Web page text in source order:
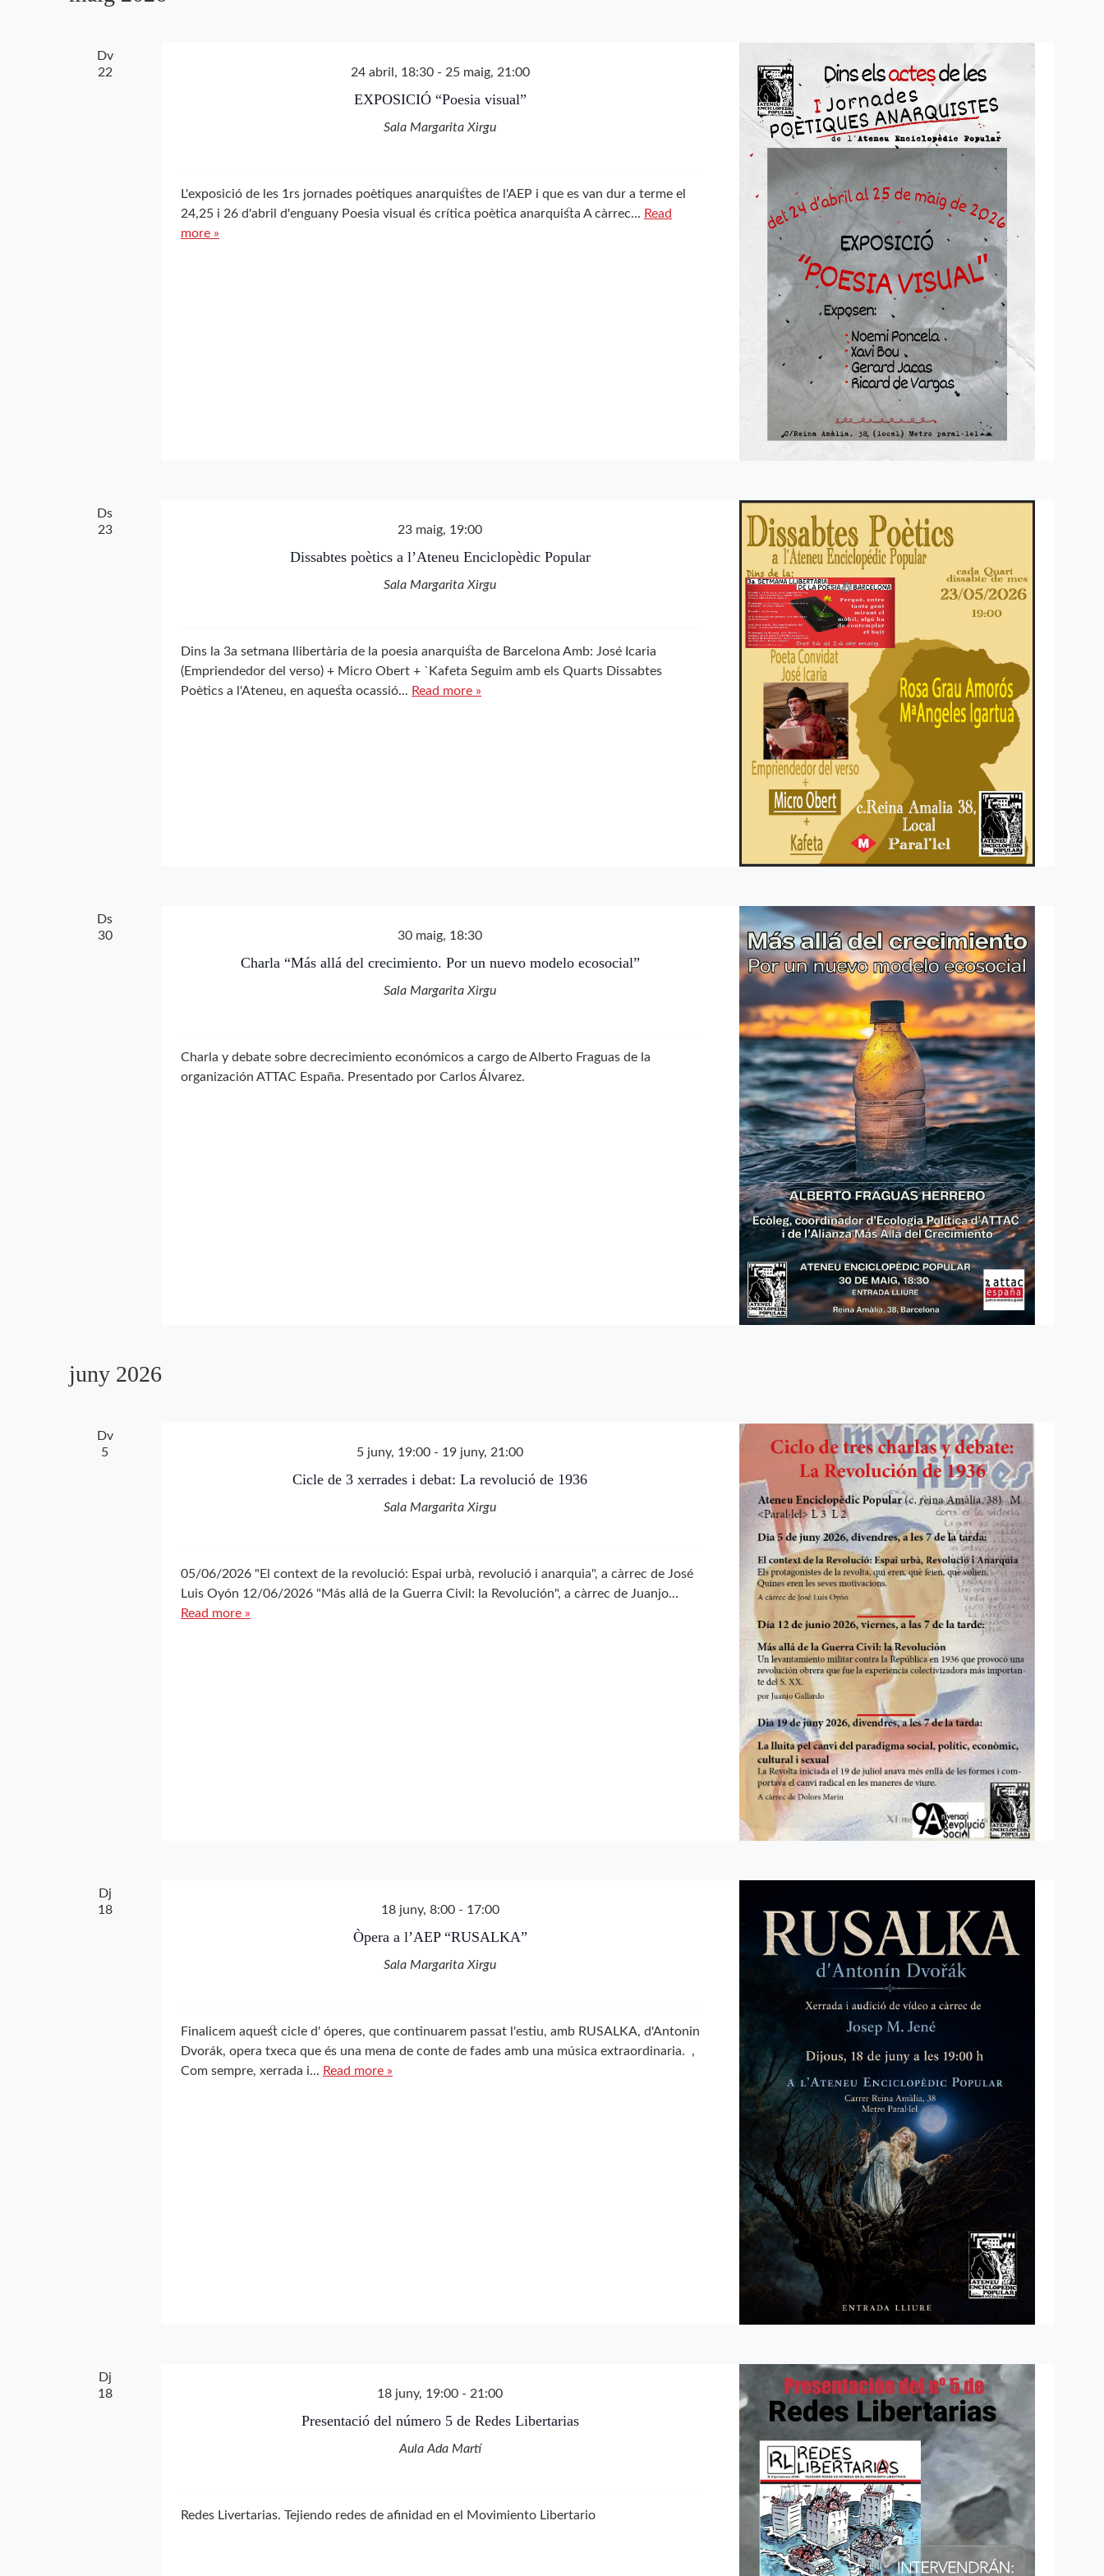
Dv
22
24 abril, 18:30- 25 maig, 21:00
EXPOSICIÓ “Poesia visual”
Sala Margarita Xirgu
L'exposició de les 1rs jornades poètiques anarquistes de l'AEP i que es van dur a terme el
24,25 i 26 d'abril d'enguany Poesia visual és crítica poètica anarquista A càrrec... Read
more »
Ds
23
23 maig, 19:00
Dissabtes poètics a l’Ateneu Enciclopèdic Popular
Sala Margarita Xirgu
Dins la 3a setmana llibertària de la poesia anarquista de Barcelona Amb: José Icaria
(Empriendedor del verso) + Micro Obert + `Kafeta Seguim amb els Quarts Dissabtes
Poètics a l'Ateneu, en aquesta ocassió... Read more »
Ds
30
30 maig, 18:30
Charla “Más allá del crecimiento. Por un nuevo modelo ecosocial”
Sala Margarita Xirgu
Charla y debate sobre decrecimiento económicos a cargo de Alberto Fraguas de la
organización ATTAC España. Presentado por Carlos Álvarez.
juny 2026
Dv
5
5 juny, 19:00 - 19 juny, 21:00
Cicle de 3 xerrades i debat: La revolució de 1936
Sala Margarita Xirgu
05/06/2026 "El context de la revolució: Espai urbà, revolució i anarquia", a càrrec de José
Luis Oyón 12/06/2026 "Más allá de la Guerra Civil: la Revolución", a càrrec de Juanjo...
Read more »
Dj
18
18 juny, 8:00- 17:00
Òpera a l’AEP “RUSALKA”
Sala Margarita Xirgu
Finalicem aquest cicle d' óperes, que continuarem passat l'estiu, amb RUSALKA, d'Antonin
Dvorák, opera txeca que és una mena de conte de fades amb una música extraordinaria. ,
Com sempre, xerrada i... Read more »
Dj
18
18 juny, 19:00 - 21:00
Presentació del número 5 de Redes Libertarias
Aula Ada Martí
Redes Livertarias. Tejiendo redes de afinidad en el Movimiento Libertario